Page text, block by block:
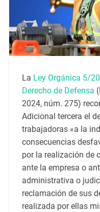
La Ley Orgánica 5/
Derecho de Defensa
2024, núm. 275)
Adicional tercera el
trabajadoras «a la
consecuencias
por la realización de
ante la empresa o
administrativa o
reclamación de sus
realizada por ellas